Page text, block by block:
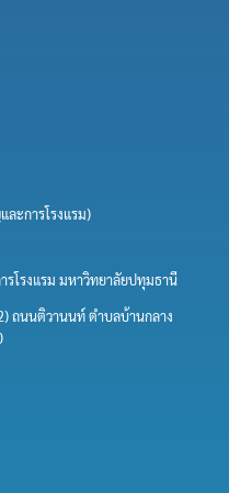
ะการ​โรงแรม)
รโรงแรม มหาวิทยาลัยปทุมธานี
ถนนติวานนท์ ตำบลบ้านกลาง